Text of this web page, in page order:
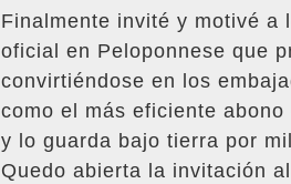
Finalmente invité y motivé a
oficial en Peloponnese que
convirtiéndose en los
como el más eficiente
y lo guarda bajo tierra por
Quedo abierta la invitación